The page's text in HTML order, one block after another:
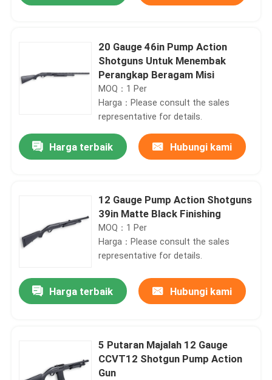
20 Gauge 46in Pump Action
Shotguns Untuk Menembak
Perangkap Beragam Misi
MOQ：1 Per
Harga：Please consult the sales
representative for details.
Harga terbaik Hubungi kami
12 Gauge Pump Action Shotguns
39in Matte Black Finishing
MOQ：1 Per
Harga：Please consult the sales
representative for details.
Harga terbaik Hubungi kami
5 Putaran Majalah 12 Gauge
CCVT12 Shotgun Pump Action
Gun